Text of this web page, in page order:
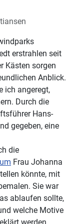
erstrahlen seit
Kästen sorgen
Anblick.
ich angeregt,
Durch die
Hans-
gegeben, eine
die
Frau Johanna
könnte, mit
Sie war
ablaufen sollte,
welche Motive
werden.